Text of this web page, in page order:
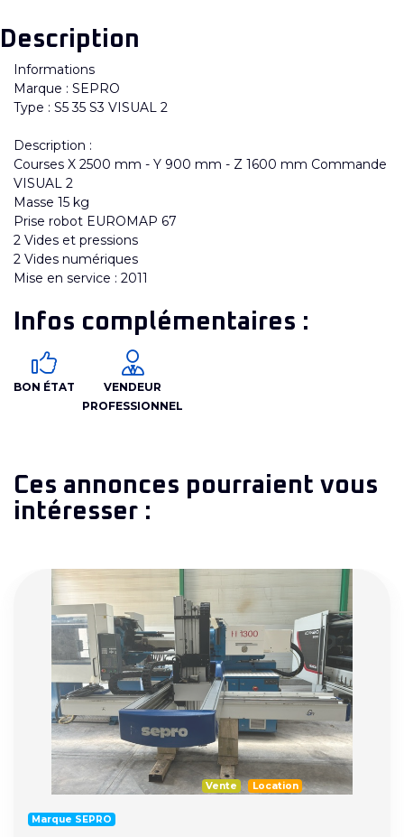
Description
Informations
Marque : SEPRO
Type : S5 35 S3 VISUAL 2
Description :
Courses X 2500 mm - Y 900 mm - Z 1600 mm Commande
VISUAL 2
Masse 15 kg
Prise robot EUROMAP 67
2 Vides et pressions
2 Vides numériques
Mise en service : 2011
Infos complémentaires :
BON ÉTAT
VENDEUR
PROFESSIONNEL
Ces annonces pourraient vous
intéresser :
Vente Location
Marque SEPRO